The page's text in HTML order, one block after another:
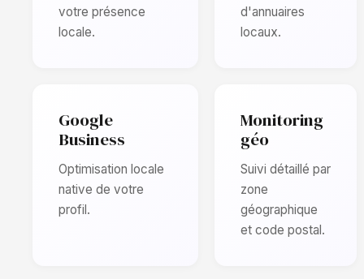
votre présence
locale.
d'annuaires
locaux.
Google
Business
Optimisation locale
native de votre
profil.
Monitoring
géo
Suivi détaillé par
zone
géographique
et code postal.